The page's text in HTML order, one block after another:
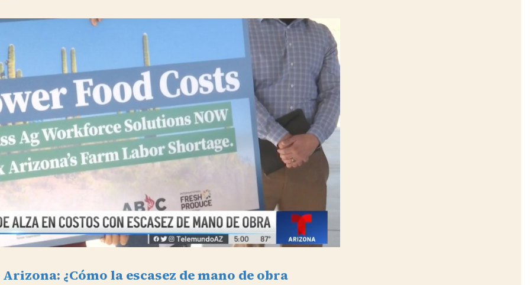
¿Cómo la escasez de mano de obra